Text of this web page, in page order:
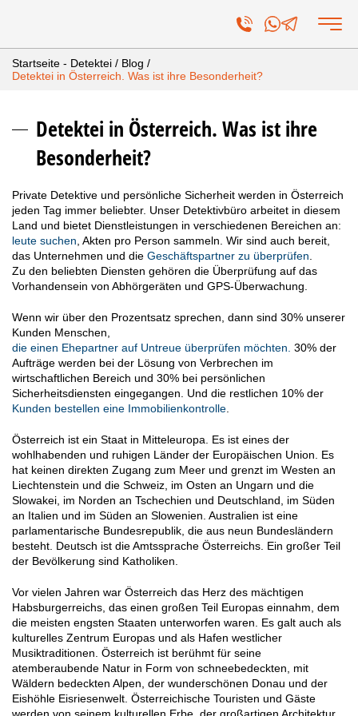
Startseite - Detektei / Blog /
Detektei in Österreich. Was ist ihre Besonderheit?
Detektei in Österreich. Was ist ihre
Besonderheit?
Private Detektive und persönliche Sicherheit werden in Österreich
jeden Tag immer beliebter. Unser Detektivbüro arbeitet in diesem
Land und bietet Dienstleistungen in verschiedenen Bereichen an:
leute suchen , Akten pro Person sammeln. Wir sind auch bereit,
das Unternehmen und die Geschäftspartner zu überprüfen
Zu den beliebten Diensten gehören die Überprüfung auf das
Vorhandensein von Abhörgeräten und GPS-Überwachung.
Wenn wir über den Prozentsatz sprechen, dann sind 30% unserer
Kunden Menschen,
die einen Ehepartner auf Untreue überprüfen möchten. 30% der
Aufträge werden bei der Lösung von Verbrechen im
wirtschaftlichen Bereich und 30% bei persönlichen
Sicherheitsdiensten eingegangen. Und die restlichen 10% der
Kunden bestellen eine Immobilienkontrolle
Österreich ist ein Staat in Mitteleuropa. Es ist eines der
wohlhabenden und ruhigen Länder der Europäischen Union. Es
hat keinen direkten Zugang zum Meer und grenzt im Westen an
Liechtenstein und die Schweiz, im Osten an Ungarn und die
Slowakei, im Norden an Tschechien und Deutschland, im Süden
an Italien und im Süden an Slowenien. Australien ist eine
parlamentarische Bundesrepublik, die aus neun Bundesländern
besteht. Deutsch ist die Amtssprache Österreichs. Ein großer Teil
der Bevölkerung sind Katholiken.
Vor vielen Jahren war Österreich das Herz des mächtigen
Habsburgerreichs, das einen großen Teil Europas einnahm, dem
die meisten engsten Staaten unterworfen waren. Es galt auch als
kulturelles Zentrum Europas und als Hafen westlicher
Musiktraditionen. Österreich ist berühmt für seine
atemberaubende Natur in Form von schneebedeckten, mit
Wäldern bedeckten Alpen, der wunderschönen Donau und der
Eishöhle Eisriesenwelt. Österreichische Touristen und Gäste